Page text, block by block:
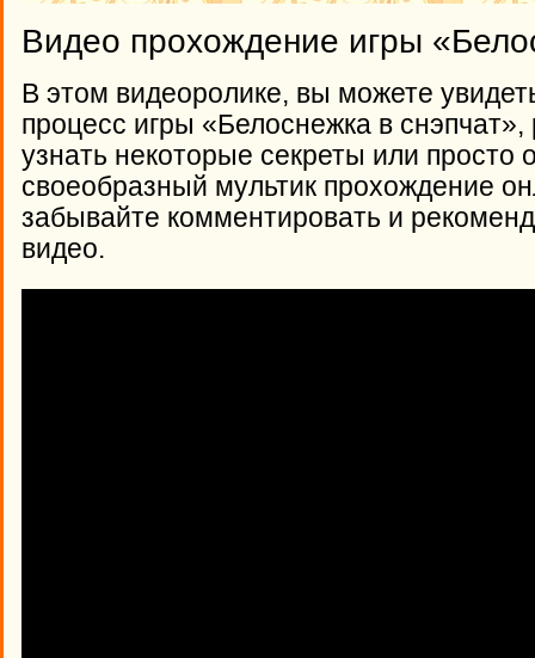
Видео прохождение игры
В этом видеоролике, вы можете
процесс игры «Белоснежка в снэпчат»,
узнать некоторые секреты или просто
своеобразный мультик прохождение
забывайте комментировать и
видео.